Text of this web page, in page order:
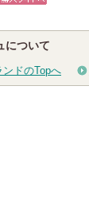
があ
について
ンドのTopへ